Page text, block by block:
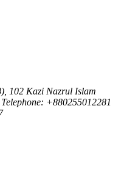
102 Kazi Nazrul Islam
+880255012281